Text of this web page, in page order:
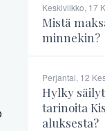
Keskiviikko, 17
Mistä
minnekin?
Perjantai, 12
Hylky
tarinoita
aluksesta?